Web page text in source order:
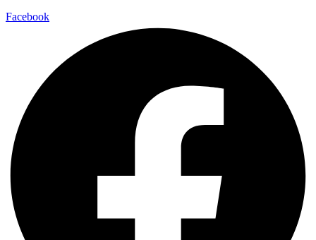
Facebook